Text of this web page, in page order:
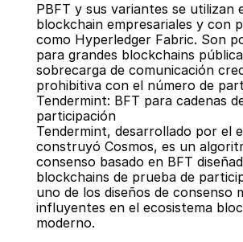
PBFT y sus variantes se utilizan
blockchain empresariales y con
como Hyperledger Fabric. Son
para grandes blockchains
sobrecarga de comunicación
prohibitiva con el número de
Tendermint: BFT para cadenas
participación
Tendermint, desarrollado por el
construyó Cosmos, es un
consenso basado en BFT
blockchains de prueba de
uno de los diseños de consenso
influyentes en el ecosistema
moderno.